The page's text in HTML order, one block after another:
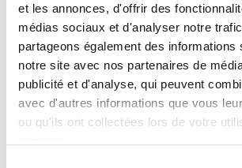
et les annonces, d'offrir des
médias sociaux et d'analyser notre
partageons également des informations
notre site avec nos partenaires de
publicité et d'analyse, qui peuvent
avec d'autres informations que vous
ou qu'ils ont collectées lors de votre
Données techniques